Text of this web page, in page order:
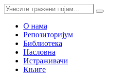
О нама
Репозиторијум
Библиотека
Насловна
Истраживачи
Књиге